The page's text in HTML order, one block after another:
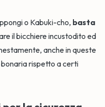
o Kabuki-cho, basta
il bicchiere incustodito ed
anche in queste
rispetto a certi